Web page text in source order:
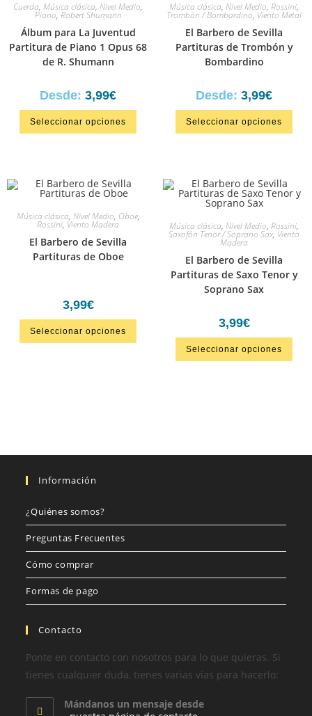
Cuerda, Música clásica, Nivel Medio,
Piano, Robert Shumann
Álbum para La Juventud
Partitura de Piano 1 Opus 68
de R. Shumann
Desde: 3,99€
Seleccionar opciones
Música clásica, Nivel Medio, Rossini,
Trombón / Bombardino, Viento Metal
El Barbero de Sevilla
Partituras de Trombón y
Bombardino
Desde: 3,99€
Seleccionar opciones
Música clásica, Nivel Medio, Oboe,
Rossini, Viento Madera
El Barbero de Sevilla
Partituras de Oboe
3,99€
Seleccionar opciones
Música clásica, Nivel Medio, Rossini,
Saxofón Tenor / Soprano Sax, Viento
Madera
El Barbero de Sevilla
Partituras de Saxo Tenor y
Soprano Sax
3,99€
Seleccionar opciones
Información
¿Quiénes somos?
Preguntas Frecuentes
Cómo comprar
Formas de pago
Contacto
Ponte en contacto con nosotros para lo que quieras. Si
tienes cualquier duda, tienes varias vías para hacerlo:
Mándanos un mensaje desde